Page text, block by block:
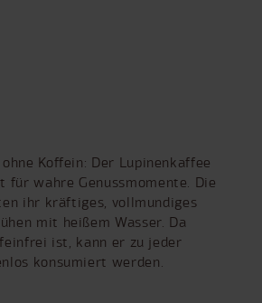
Koffein: Der Lupinenkaffee
für wahre Genussmomente. Die
ihr kräftiges, vollmundiges
mit heißem Wasser. Da
ist, kann er zu jeder
konsumiert werden.